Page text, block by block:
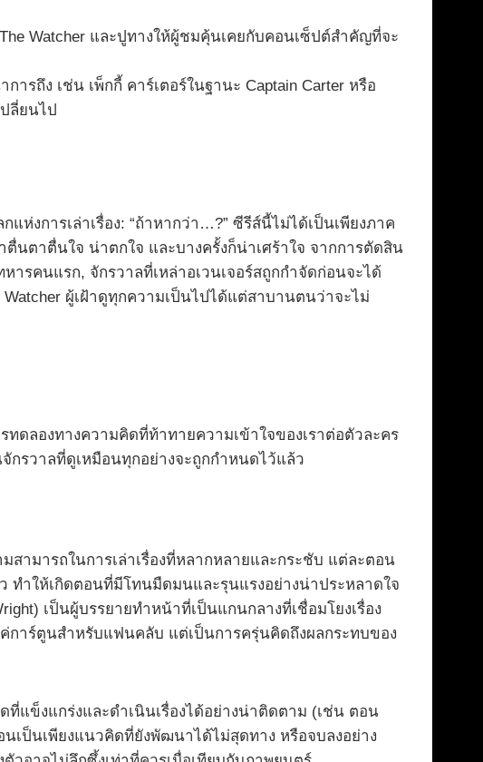
Watcher และปูทางให้ผู้ชมคุ้นเคยกับคอนเซ็ปต์สำคัญที่จะ
รถึง เช่น เพ็กกี้ คาร์เตอร์ในฐานะ Captain Carter หรือ
ลี่ยนไป
ห่งการเล่าเรื่อง: “ถ้าหากว่า…?” ซีรีส์นี้ไม่ได้เป็นเพียงภาค
นตาตื่นใจ น่าตกใจ และบางครั้งก็น่าเศร้าใจ จากการตัดสิน
ารคนแรก, จักรวาลที่เหล่าอเวนเจอร์สถูกกำจัดก่อนจะได้
ผู้เฝ้าดูทุกความเป็นไปได้แต่สาบานตนว่าจะไม่
ลองทางความคิดที่ท้าทายความเข้าใจของเราต่อตัวละคร
กรวาลที่ดูเหมือนทุกอย่างจะถูกกำหนดไว้แล้ว
ามารถในการเล่าเรื่องที่หลากหลายและกระชับ แต่ละตอน
ทำให้เกิดตอนที่มีโทนมืดมนและรุนแรงอย่างน่าประหลาดใจ
เป็นผู้บรรยายทำหน้าที่เป็นแกนกลางที่เชื่อมโยงเรื่อง
การ์ตูนสำหรับแฟนคลับ แต่เป็นการครุ่นคิดถึงผลกระทบของ
แข็งแกร่งและดำเนินเรื่องได้อย่างน่าติดตาม (เช่น ตอน
เป็นเพียงแนวคิดที่ยังพัฒนาได้ไม่สุดทาง หรือจบลงอย่าง